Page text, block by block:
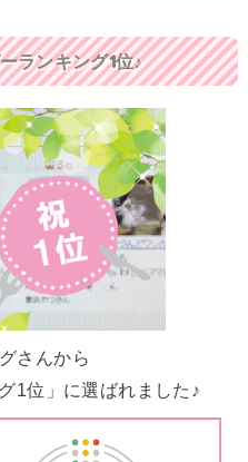
ランキング1位♪
さんから
1位」に選ばれました♪